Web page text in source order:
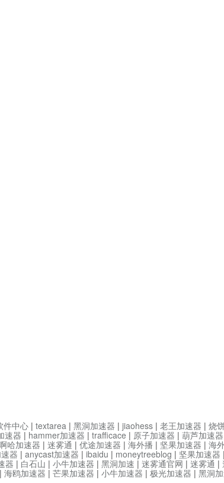
件中心 | textarea | 黑洞加速器 | jiaohess | 老王加速器 | 烧
速器 | hammer加速器 | trafficace | 原子加速器 | 葫芦加速器
哈加速器 | 迷雾通 | 优途加速器 | 海外播 | 坚果加速器 | 海
器 | anycast加速器 | ibaidu | moneytreeblog | 坚果加速器 |
器 | 白石山 | 小牛加速器 | 黑洞加速 | 迷雾通官网 | 迷雾通 |
| 海鸥加速器 | 芒果加速器 | 小牛加速器 | 极光加速器 | 黑洞